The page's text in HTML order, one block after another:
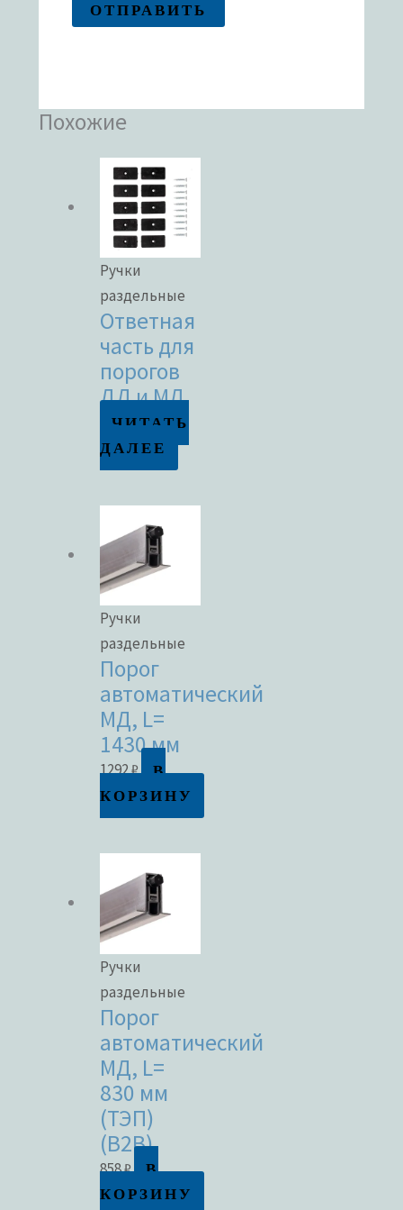
Похожие
Ручки
раздельные
Ответная
часть для
порогов
ДД и МД
ЧИТАТЬ
ДАЛЕЕ
Ручки
раздельные
Порог
автоматический
МД, L=
1430 мм
1292₽
В
КОРЗИНУ
Ручки
раздельные
Порог
автоматический
МД, L=
830 мм
(ТЭП)
(B2B)
858₽
В
КОРЗИНУ